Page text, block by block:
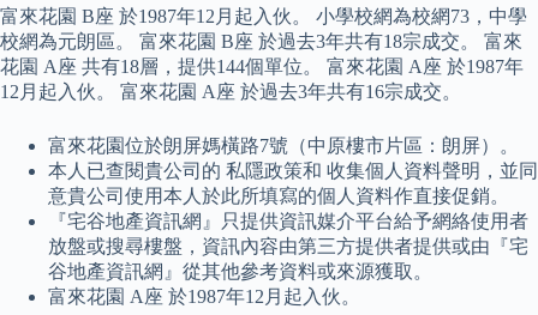
富來花園 B座 於1987年12月起入伙。 小學校網為校網73，中學
校網為元朗區。 富來花園 B座 於過去3年共有18宗成交。 富來
花園 A座 共有18層，提供144個單位。 富來花園 A座 於1987年
12月起入伙。 富來花園 A座 於過去3年共有16宗成交。
富來花園位於朗屏媽橫路7號（中原樓市片區：朗屏）。
本人已查閱貴公司的 私隱政策和 收集個人資料聲明，並同
意貴公司使用本人於此所填寫的個人資料作直接促銷。
『宅谷地產資訊網』只提供資訊媒介平台給予網絡使用者
放盤或搜尋樓盤，資訊內容由第三方提供者提供或由『宅
谷地產資訊網』從其他參考資料或來源獲取。
富來花園 A座 於1987年12月起入伙。